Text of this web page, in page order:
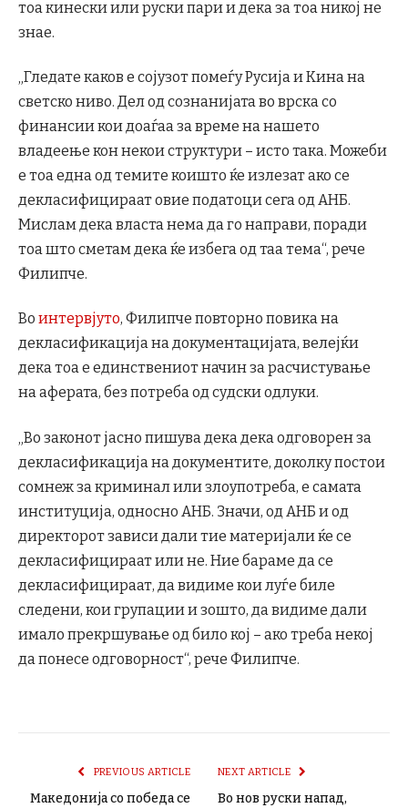
тоа кинески или руски пари и дека за тоа никој не
знае.
„Гледате каков е сојузот помеѓу Русија и Кина на
светско ниво. Дел од сознанијата во врска со
финансии кои доаѓаа за време на нашето
владеење кон некои структури – исто така. Можеби
е тоа една од темите коишто ќе излезат ако се
декласифицираат овие податоци сега од АНБ.
Мислам дека власта нема да го направи, поради
тоа што сметам дека ќе избега од таа тема“, рече
Филипче.
Во интервјуто, Филипче повторно повика на
декласификација на документацијата, велејќи
дека тоа е единствениот начин за расчистување
на аферата, без потреба од судски одлуки.
„Во законот јасно пишува дека дека одговорен за
декласификација на документите, доколку постои
сомнеж за криминал или злоупотреба, е самата
институција, односно АНБ. Значи, од АНБ и од
директорот зависи дали тие материјали ќе се
декласифицираат или не. Ние бараме да се
декласифицираат, да видиме кои луѓе биле
следени, кои групации и зошто, да видиме дали
имало прекршување од било кој – ако треба некој
да понесе одговорност“, рече Филипче.
PREVIOUS ARTICLE
Македонија со победа се
NEXT ARTICLE
Во нов руски напад,